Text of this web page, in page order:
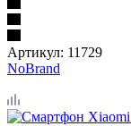
Артикул: 11729
NoBrand